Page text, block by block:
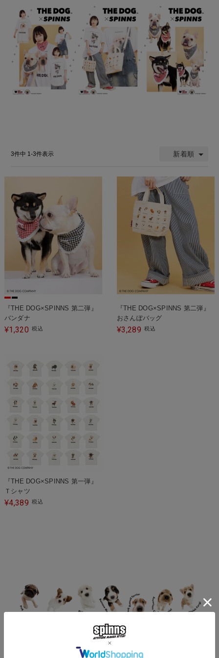
新着順
3件中 1-3件表示
『THE DOG×SPINNS 第二弾』
バンダナ
¥1,320 税込
『THE DOG×SPINNS 第二弾』
おさんぽバッグ
¥3,289 税込
『THE DOG×SPINNS 第一弾』
Ｔシャツ
¥4,389 税込